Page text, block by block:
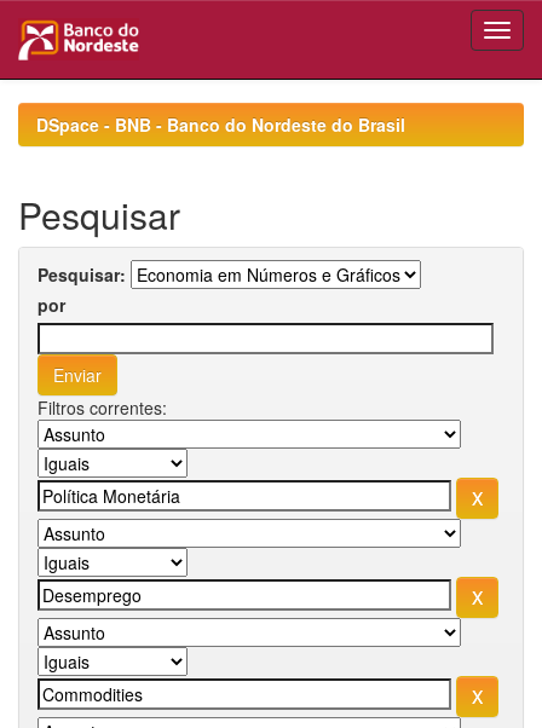
navigationDSpace - BNB - Banco do Nordeste do Brasil
Pesquisar
Pesquisar:
por
Filtros correntes: